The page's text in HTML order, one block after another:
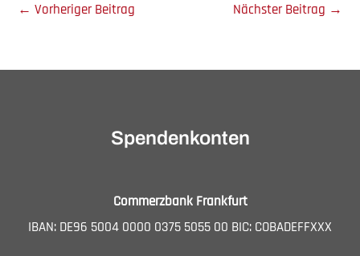
← Vorheriger Beitrag Nächster Beitrag →
Spendenkonten
Commerzbank Frankfurt
IBAN: DE96 5004 0000 0375 5055 00 BIC: COBADEFFXXX